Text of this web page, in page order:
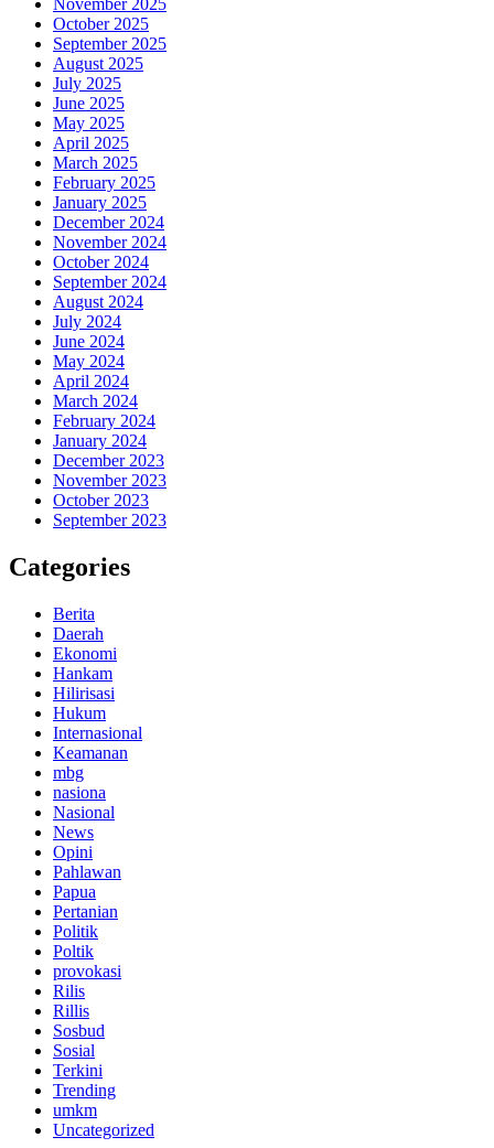
October 2025
September 2025
August 2025
July 2025
June 2025
May 2025
April 2025
March 2025
February 2025
January 2025
December 2024
November 2024
October 2024
September 2024
August 2024
July 2024
June 2024
May 2024
April 2024
March 2024
February 2024
January 2024
December 2023
November 2023
October 2023
September 2023
Categories
Berita
Daerah
Ekonomi
Hankam
Hilirisasi
Hukum
Internasional
Keamanan
mbg
nasiona
Nasional
News
Opini
Pahlawan
Papua
Pertanian
Politik
Poltik
provokasi
Rilis
Rillis
Sosbud
Sosial
Terkini
Trending
umkm
Uncategorized